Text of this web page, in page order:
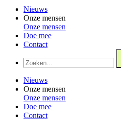
Nieuws
Onze mensen
Onze mensen
Doe mee
Contact
Nieuws
Onze mensen
Onze mensen
Doe mee
Contact